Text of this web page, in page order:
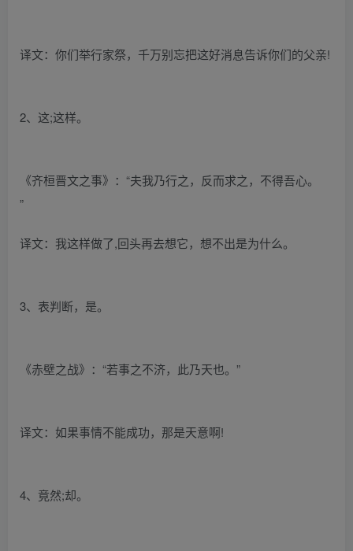
译文：你们举行家祭，千万别忘把这好消息告诉你们的父亲!
2、这;这样。
《齐桓晋文之事》：“夫我乃行之，反而求之，不得吾心。
”
译文：我这样做了,回头再去想它，想不出是为什么。
3、表判断，是。
《赤壁之战》：“若事之不济，此乃天也。”
译文：如果事情不能成功，那是天意啊!
4、竟然;却。